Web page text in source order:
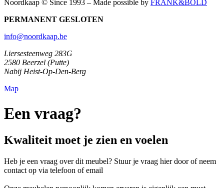
Noordkaap © Since 1993 – Made possible by FRANK&BOLD
PERMANENT GESLOTEN
info@noordkaap.be
Liersesteenweg 283G
2580 Beerzel (Putte)
Nabij Heist-Op-Den-Berg
Map
Een vraag?
Kwaliteit moet je zien en voelen
Heb je een vraag over dit meubel? Stuur je vraag hier door of neem
contact op via telefoon of email